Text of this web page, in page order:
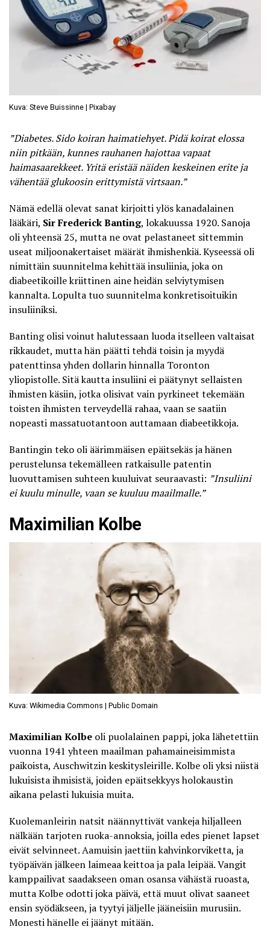
Kuva: Steve Buissinne | Pixabay
”Diabetes. Sido koiran haimatiehyet. Pidä koirat elossa
niin pitkään, kunnes rauhanen hajottaa vapaat
haimasaarekkeet. Yritä eristää näiden keskeinen erite ja
vähentää glukoosin erittymistä virtsaan.”
Nämä edellä olevat sanat kirjoitti ylös kanadalainen
lääkäri, Sir Frederick Banting, lokakuussa 1920. Sanoja
oli yhteensä 25, mutta ne ovat pelastaneet sittemmin
useat miljoonakertaiset määrät ihmishenkiä. Kyseessä oli
nimittäin suunnitelma kehittää insuliinia, joka on
diabeetikoille kriittinen aine heidän selviytymisen
kannalta. Lopulta tuo suunnitelma konkretisoituikin
insuliiniksi.
Banting olisi voinut halutessaan luoda itselleen valtaisat
rikkaudet, mutta hän päätti tehdä toisin ja myydä
patenttinsa yhden dollarin hinnalla Toronton
yliopistolle. Sitä kautta insuliini ei päätynyt sellaisten
ihmisten käsiin, jotka olisivat vain pyrkineet tekemään
toisten ihmisten terveydellä rahaa, vaan se saatiin
nopeasti massatuotantoon auttamaan diabeetikkoja.
Bantingin teko oli äärimmäisen epäitsekäs ja hänen
perustelunsa tekemälleen ratkaisulle patentin
luovuttamisen suhteen kuuluivat seuraavasti: ”Insuliini
ei kuulu minulle, vaan se kuuluu maailmalle.”
Maximilian Kolbe
Kuva: Wikimedia Commons | Public Domain
Maximilian Kolbe oli puolalainen pappi, joka lähetettiin
vuonna 1941 yhteen maailman pahamaineisimmista
paikoista, Auschwitzin keskitysleirille. Kolbe oli yksi niistä
lukuisista ihmisistä, joiden epäitsekkyys holokaustin
aikana pelasti lukuisia muita.
Kuolemanleirin natsit näännyttivät vankeja hiljalleen
nälkään tarjoten ruoka-annoksia, joilla edes pienet lapset
eivät selvinneet. Aamuisin jaettiin kahvinkorviketta, ja
työpäivän jälkeen laimeaa keittoa ja pala leipää. Vangit
kamppailivat saadakseen oman osansa vähästä ruoasta,
mutta Kolbe odotti joka päivä, että muut olivat saaneet
ensin syödäkseen, ja tyytyi jäljelle jääneisiin murusiin.
Monesti hänelle ei jäänyt mitään.